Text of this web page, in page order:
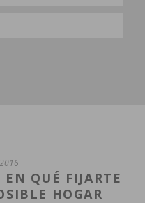
QUÉ FIJARTE
HOGAR